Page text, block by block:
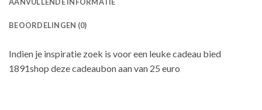
BEOORDELINGEN (0)
Indien je inspiratie zoek is voor een leuke cadeau bied
1891shop deze cadeaubon aan van 25 euro